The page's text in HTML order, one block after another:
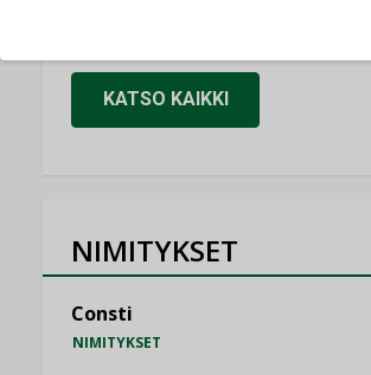
KATSO KAIKKI
NIMITYKSET
Consti
NIMITYKSET